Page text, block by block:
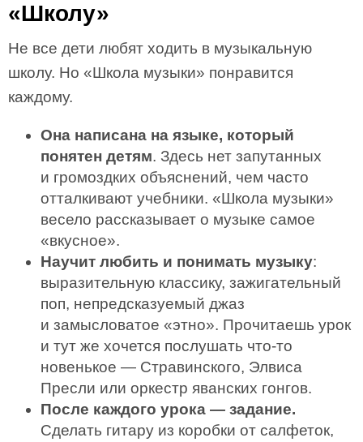
«Школу»
Не все дети любят ходить в музыкальную
школу. Но «Школа музыки» понравится
каждому.
Она написана на языке, который
понятен детям. Здесь нет запутанных
и громоздких объяснений, чем часто
отталкивают учебники. «Школа музыки»
весело рассказывает о музыке самое
«вкусное».
Научит любить и понимать музыку:
выразительную классику, зажигательный
поп, непредсказуемый джаз
и замысловатое «этно». Прочитаешь урок
и тут же хочется послушать что-то
новенькое — Стравинского, Элвиса
Пресли или оркестр яванских гонгов.
После каждого урока — задание.
Сделать гитару из коробки от салфеток,